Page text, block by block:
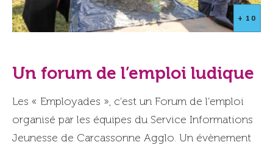
+ 10
Un forum de l’emploi ludique
Les « Employades », c’est un Forum de l’emploi
organisé par les équipes du Service Informations
Jeunesse de Carcassonne Agglo. Un évènement